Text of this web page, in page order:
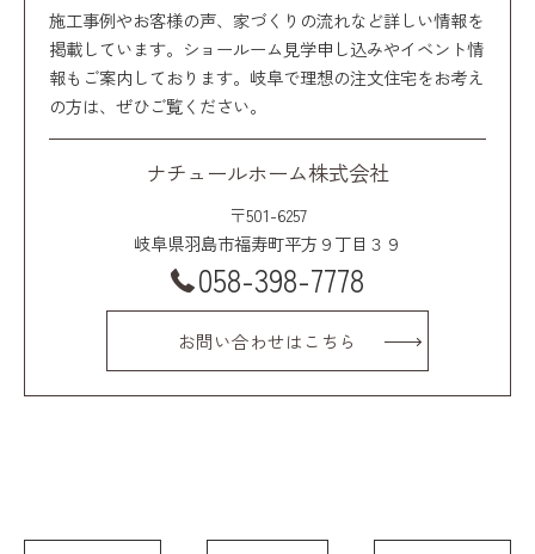
施工事例やお客様の声、家づくりの流れなど詳しい情報を
掲載しています。ショールーム見学申し込みやイベント情
報もご案内しております。岐阜で理想の注文住宅をお考え
の方は、ぜひご覧ください。
ナチュールホーム株式会社
〒501-6257
岐阜県羽島市福寿町平方９丁目３９
058-398-7778
お問い合わせはこちら